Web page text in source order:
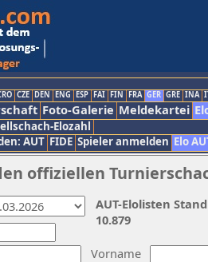
CZE DEN ENG ESP FAI FIN FRA GER GRE INA
Foto-Galerie Meldekartei
Elozahl
AUT FIDE Spieler anmelden Elo
offiziellen
Vorname
AUT-Elolisten
10.879